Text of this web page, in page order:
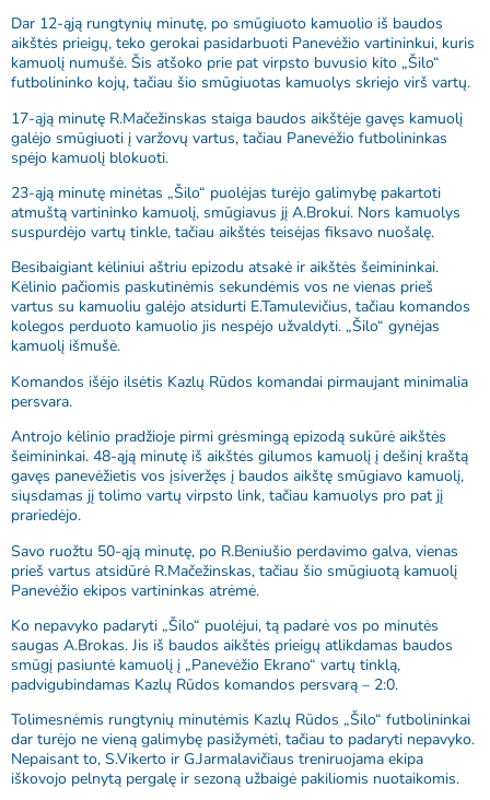
Dar 12-ąją rungtynių minutę, po smūgiuoto kamuolio iš baudos
aikštės prieigų, teko gerokai pasidarbuoti Panevėžio vartininkui, kuris
kamuolį numušė. Šis atšoko prie pat virpsto buvusio kito „Šilo“
futbolininko kojų, tačiau šio smūgiuotas kamuolys skriejo virš vartų.
17-ąją minutę R.Mačežinskas staiga baudos aikštėje gavęs kamuolį
galėjo smūgiuoti į varžovų vartus, tačiau Panevėžio futbolininkas
spėjo kamuolį blokuoti.
23-ąją minutę minėtas „Šilo“ puolėjas turėjo galimybę pakartoti
atmuštą vartininko kamuolį, smūgiavus jį A.Brokui. Nors kamuolys
suspurdėjo vartų tinkle, tačiau aikštės teisėjas fiksavo nuošalę.
Besibaigiant kėliniui aštriu epizodu atsakė ir aikštės šeimininkai.
Kėlinio pačiomis paskutinėmis sekundėmis vos ne vienas prieš
vartus su kamuoliu galėjo atsidurti E.Tamulevičius, tačiau komandos
kolegos perduoto kamuolio jis nespėjo užvaldyti. „Šilo“ gynėjas
kamuolį išmušė.
Komandos išėjo ilsėtis Kazlų Rūdos komandai pirmaujant minimalia
persvara.
Antrojo kėlinio pradžioje pirmi grėsmingą epizodą sukūrė aikštės
šeimininkai. 48-ąją minutę iš aikštės gilumos kamuolį į dešinį kraštą
gavęs panevėžietis vos įsiveržęs į baudos aikštę smūgiavo kamuolį,
siųsdamas jį tolimo vartų virpsto link, tačiau kamuolys pro pat jį
prariedėjo.
Savo ruožtu 50-ąją minutę, po R.Beniušio perdavimo galva, vienas
prieš vartus atsidūrė R.Mačežinskas, tačiau šio smūgiuotą kamuolį
Panevėžio ekipos vartininkas atrėmė.
Ko nepavyko padaryti „Šilo“ puolėjui, tą padarė vos po minutės
saugas A.Brokas. Jis iš baudos aikštės prieigų atlikdamas baudos
smūgį pasiuntė kamuolį į „Panevėžio Ekrano“ vartų tinklą,
padvigubindamas Kazlų Rūdos komandos persvarą – 2:0.
Tolimesnėmis rungtynių minutėmis Kazlų Rūdos „Šilo“ futbolininkai
dar turėjo ne vieną galimybę pasižymėti, tačiau to padaryti nepavyko.
Nepaisant to, S.Vikerto ir G.Jarmalavičiaus treniruojama ekipa
iškovojo pelnytą pergalę ir sezoną užbaigė pakiliomis nuotaikomis.